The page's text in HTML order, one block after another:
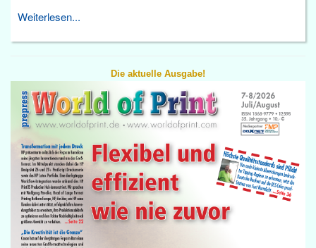
Weiterlesen...
Die aktuelle Ausgabe!